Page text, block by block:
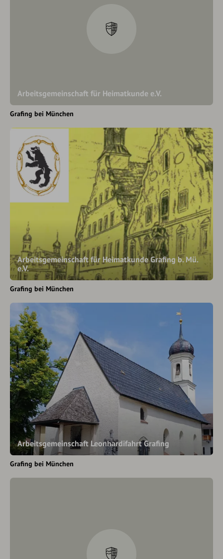
Arbeitsgemeinschaft für Heimatkunde e.V.
Grafing bei München
Arbeitsgemeinschaft für Heimatkunde Grafing b. Mü.
e.V.
Grafing bei München
Arbeitsgemeinschaft Leonhardifahrt Grafing
Grafing bei München